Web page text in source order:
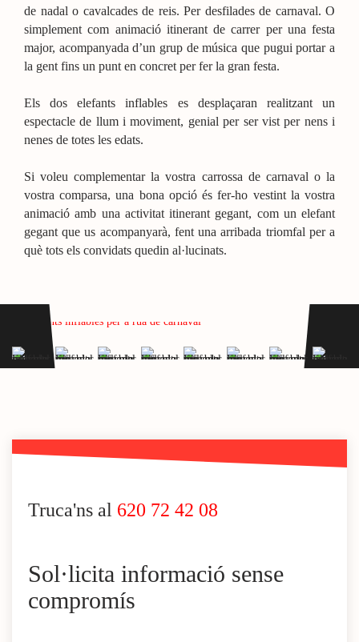
de nadal o cavalcades de reis. Per desfilades de carnaval. O
simplement com animació itinerant de carrer per una festa
major, acompanyada d’un grup de música que pugui portar a
la gent fins un punt en concret per fer la gran festa.
Els dos elefants inflables es desplaçaran realitzant un
espectacle de llum i moviment, genial per ser vist per nens i
nenes de totes les edats.
Si voleu complementar la vostra carrossa de carnaval o la
vostra comparsa, una bona opció és fer-ho vestint la vostra
animació amb una activitat itinerant gegant, com un elefant
gegant que us acompanyarà, fent una arribada triomfal per a
què tots els convidats quedin al·lucinats.
Truca'ns al 620 72 42 08
Sol·licita informació sense
compromís